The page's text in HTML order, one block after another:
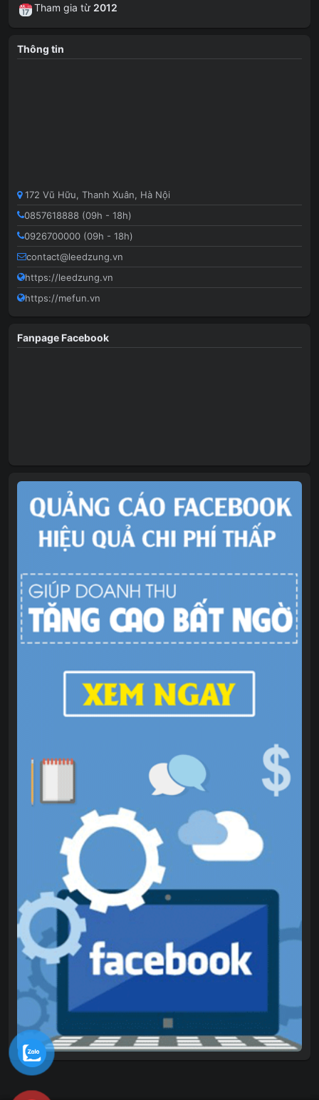
Tham gia từ 2012
Thông tin
172 Vũ Hữu, Thanh Xuân, Hà Nội
0857618888 (09h - 18h)
0926700000 (09h - 18h)
contact@leedzung.vn
https://leedzung.vn
https://mefun.vn
Fanpage Facebook